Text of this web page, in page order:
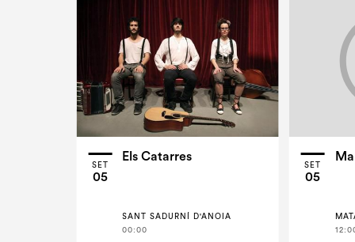
SET
05
Els Catarres
SANT SADURNÍ D'ANOIA
00:00
SET
05